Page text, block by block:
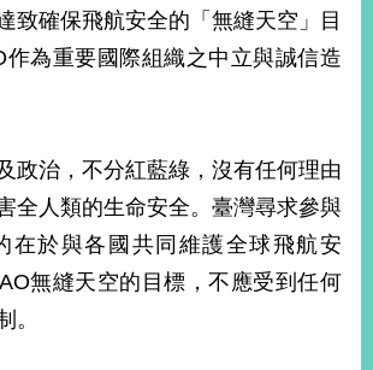
致確保飛航安全的「無縫天空」目
作為重要國際組織之中立與誠信造
政治，不分紅藍綠，沒有任何理由
全人類的生命安全。臺灣尋求參與
在於與各國共同維護全球飛航安
無縫天空的目標，不應受到任何
。